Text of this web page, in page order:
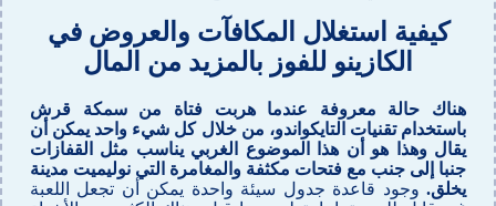
كيفية استغلال المكافآت والعروض في
الكازينو للفوز بالمزيد من المال
هناك حالة معروفة عندما هربت فتاة من سمكة قرش
باستخدام تقنيات التايكواندو، من خلال كل شيء واحد يمكن أن
يقال وهذا هو أن هذا الموضوع الغربي يناسب مثل القفازات
جنبا إلى جنب مع فتحات مكثفة والمغامرة التي نوليميت مدينة
يخلق. وجود قاعدة جدول سيئة واحدة يمكن أن تجعل اللعبة